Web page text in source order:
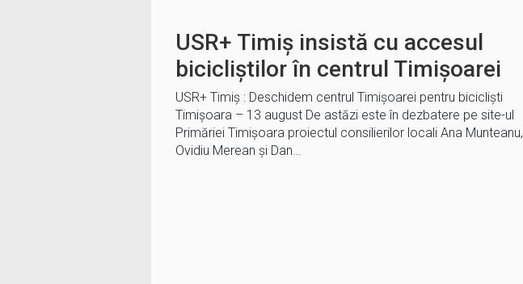
USR+ Timiș insistă cu accesul
bicicliștilor în centrul Timișoarei
USR+ Timiș : Deschidem centrul Timișoarei pentru bicicliști
Timișoara – 13 august De astăzi este în dezbatere pe site-ul
Primăriei Timișoara proiectul consilierilor locali Ana Munteanu,
Ovidiu Merean și Dan…